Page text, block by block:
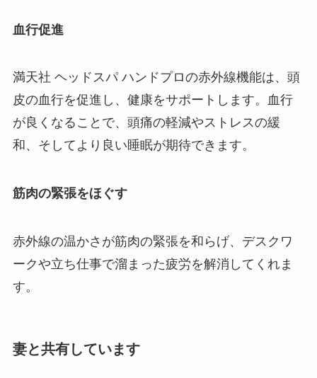
血行促進
満天社 ヘッドスパ ハンドプロの赤外線機能は、頭
皮の血行を促進し、健康をサポートします。血行
が良くなることで、頭痛の軽減やストレスの緩
和、そしてより良い睡眠が期待できます。
筋肉の緊張をほぐす
赤外線の温かさが筋肉の緊張を和らげ、デスクワ
ークや立ち仕事で溜まった疲労を解消してくれま
す。
妻と共有しています